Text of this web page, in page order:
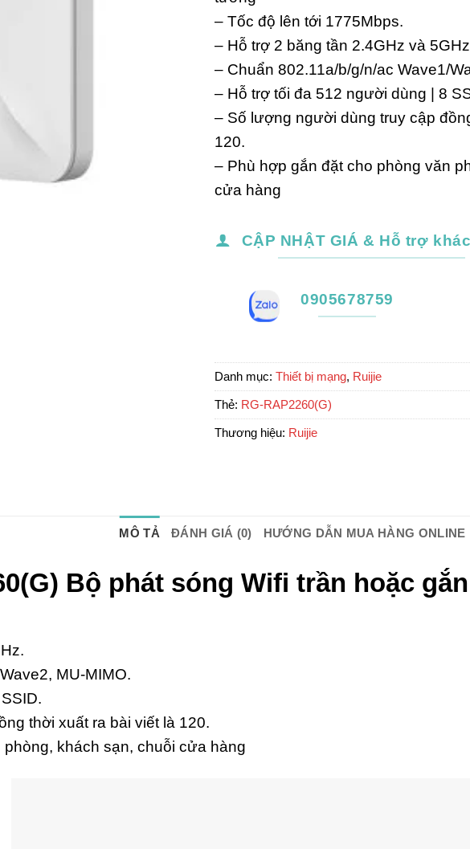
– Tốc độ lên tới 1775Mbps.
– Hỗ trợ 2 băng tần 2.4GHz và
– Chuẩn 802.11a/b/g/n/ac Wave1/
– Hỗ trợ tối đa 512 người dùng | 8
– Số lượng người dùng truy cập
120.
– Phù hợp gắn đặt cho phòng văn
cửa hàng
CẬP NHẬT GIÁ & Hỗ trợ
0905678759
Danh mục: Thiết bị mạng, Ruijie
Thẻ: RG-RAP2260(G)
Thương hiệu: Ruijie
MÔ TẢ ĐÁNH GIÁ (0) HƯỚNG DẪN MUA HÀNG ONLINE
Bộ phát sóng Wifi trần hoặc
MU-MIMO.
thời xuất ra bài viết là 120.
khách sạn, chuỗi cửa hàng